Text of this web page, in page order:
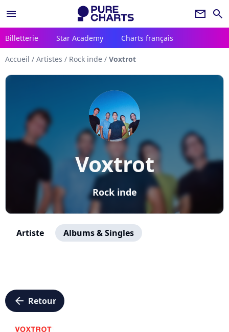
menu newsletter search
Billetterie Star Academy Charts français
Accueil / Artistes / Rock inde / Voxtrot
Voxtrot
Rock inde
Artiste Albums & Singles
arrow_left Retour